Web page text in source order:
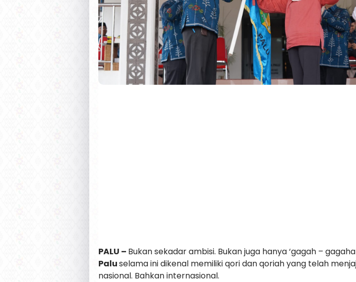
PALU – Bukan sekadar ambisi. Bukan juga hanya ‘gagah –
Paluselama ini dikenal memiliki qori dan qoriah yang telah
nasional. Bahkan internasional.